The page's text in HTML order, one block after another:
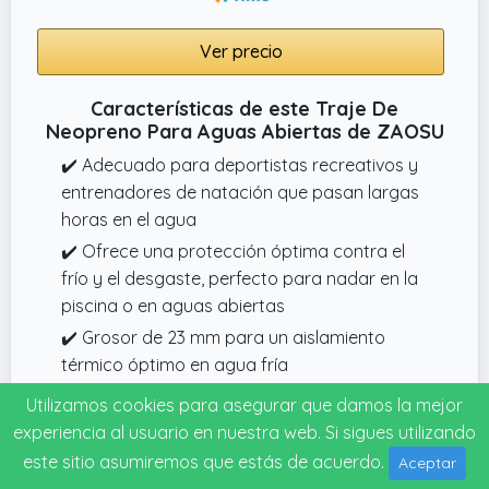
Ver precio
Características de este Traje De
Neopreno Para Aguas Abiertas de ZAOSU
✔️ Adecuado para deportistas recreativos y
entrenadores de natación que pasan largas
horas en el agua
✔️ Ofrece una protección óptima contra el
frío y el desgaste, perfecto para nadar en la
piscina o en aguas abiertas
✔️ Grosor de 23 mm para un aislamiento
térmico óptimo en agua fría
✔️ Fabricado en neopreno de alta calidad
para un ajuste perfecto y libertad de
movimiento sin restricciones
✔️ El diseño moderno y la facilidad de uso
Utilizamos cookies para asegurar que damos la mejor
experiencia al usuario en nuestra web. Si sigues utilizando
este sitio asumiremos que estás de acuerdo.
Aceptar